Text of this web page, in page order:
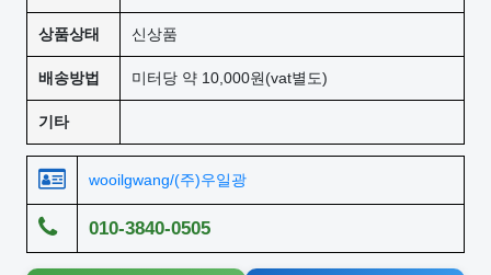
상품상태 신상품
배송방법 미터당 약 10,000원(vat별도)
기타
wooilgwang/(주)우일광
010-3840-0505